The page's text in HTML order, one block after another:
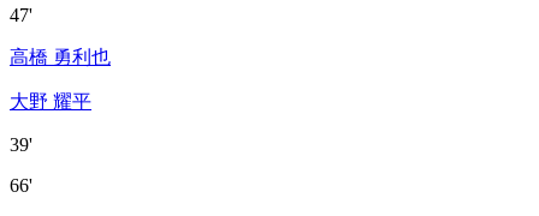
47'
高橋 勇利也
大野 耀平
39'
66'